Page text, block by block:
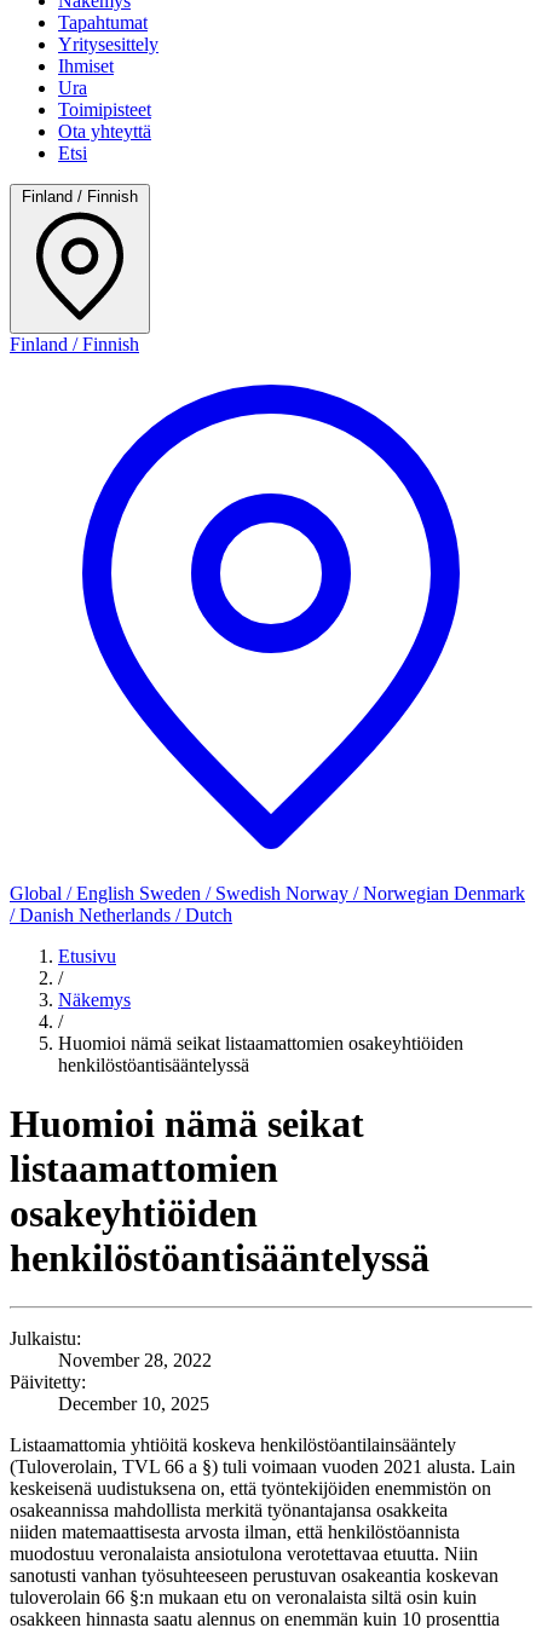
Tapahtumat
Yritysesittely
Ihmiset
Ura
Toimipisteet
Ota yhteyttä
Etsi
Finland / Finnish
Finland / Finnish
Global / English Sweden / Swedish Norway / Norwegian Denmark
/ Danish Netherlands / Dutch
Etusivu
/
Näkemys
/
Huomioi nämä seikat listaamattomien osakeyhtiöiden
henkilöstöantisääntelyssä
Huomioi nämä seikat
listaamattomien
osakeyhtiöiden
henkilöstöantisääntelyssä
Julkaistu:
November 28, 2022
Päivitetty:
December 10, 2025
Listaamattomia yhtiöitä koskeva henkilöstöantilainsääntely
(Tuloverolain, TVL 66 a §) tuli voimaan vuoden 2021 alusta. Lain
keskeisenä uudistuksena on, että työntekijöiden enemmistön on
osakeannissa mahdollista merkitä työnantajansa osakkeita
niiden matemaattisesta arvosta ilman, että henkilöstöannista
muodostuu veronalaista ansiotulona verotettavaa etuutta. Niin
sanotusti vanhan työsuhteeseen perustuvan osakeantia koskevan
tuloverolain 66 §:n mukaan etu on veronalaista siltä osin kuin
osakkeen hinnasta saatu alennus on enemmän kuin 10 prosenttia